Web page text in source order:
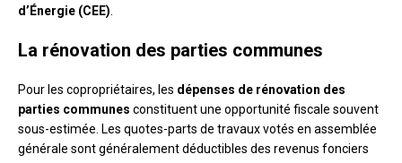
d’Énergie (CEE)
La rénovation des parties communes
Pour les copropriétaires, les dépenses de rénovation des
parties communes constituent une opportunité fiscale souvent
sous-estimée. Les quotes-parts de travaux votés en assemblée
générale sont généralement déductibles des revenus fonciers